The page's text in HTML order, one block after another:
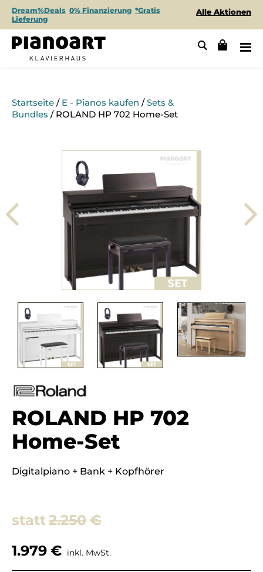
Dream%Deals 0% Finanzierung *Gratis
Lieferung
Alle Aktionen
Startseite / E - Pianos kaufen /Sets &
Bundles / ROLAND HP 702 Home-Set
ROLAND HP 702
Home-Set
Digitalpiano + Bank + Kopfhörer
2.250 €
1.979 € inkl. MwSt.